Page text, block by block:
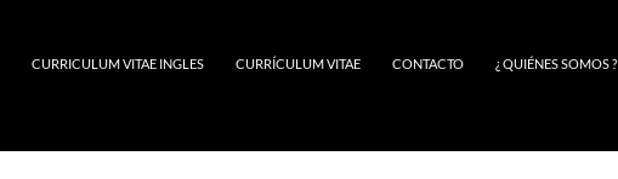
CURRICULUM VITAE INGLES CURRÍCULUM VITAE CONTACTO ¿ QUIÉNES SOMOS ?